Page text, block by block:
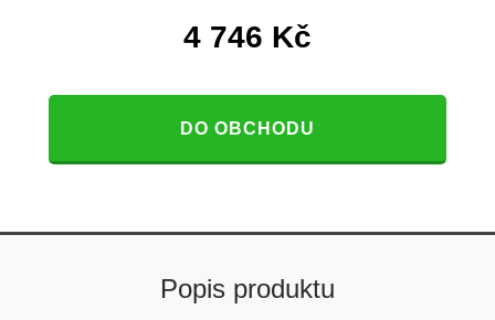
4 746 Kč
DO OBCHODU
Popis produktu